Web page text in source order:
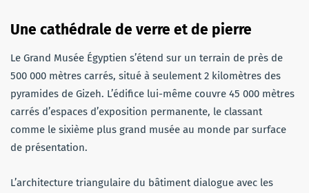
Une cathédrale de verre et de pierre
Le Grand Musée Égyptien s’étend sur un terrain de près de
500 000 mètres carrés, situé à seulement 2 kilomètres des
pyramides de Gizeh. L’édifice lui-même couvre 45 000 mètres
carrés d’espaces d’exposition permanente, le classant
comme le sixième plus grand musée au monde par surface
de présentation.
L’architecture triangulaire du bâtiment dialogue avec les